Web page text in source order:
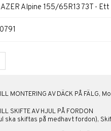
Alpine 155/65R13 73T -
MONTERING AV DÄCK PÅ
SKIFTE AV HJUL PÅ FORDON
ska skiftas på medhavt fordon),